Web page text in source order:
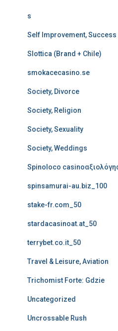
s
Self Improvement, Success
Slottica (Brand + Chile)
smokacecasino.se
Society, Divorce
Society, Religion
Society, Sexuality
Society, Weddings
Spinoloco
spinsamurai-au.biz_100
stake-fr.com_50
stardacasinoat.at_50
terrybet.co.it_50
Travel & Leisure, Aviation
Trichomist Forte: Gdzie
Uncategorized
Uncrossable Rush